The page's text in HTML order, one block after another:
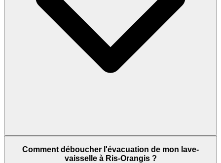
Comment déboucher l'évacuation de mon lave-
vaisselle à Ris-Orangis ?